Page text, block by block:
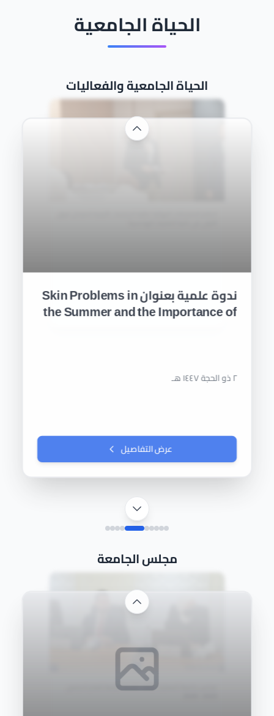
الحياة الجامعية
الحياة الجامعية والفعاليات
تكريم الاستاذ المتميز
عرض التفاصيل
مجلس الجامعة
مجلس جامعة المعارف يعقد جلسته الثانية للعام الدراسي